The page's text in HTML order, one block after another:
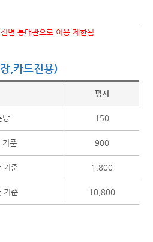
면 통대관으로 이용 제한됨
,카드전용)
평시
당 150
기준 900
기준 1,800
기준 10,800